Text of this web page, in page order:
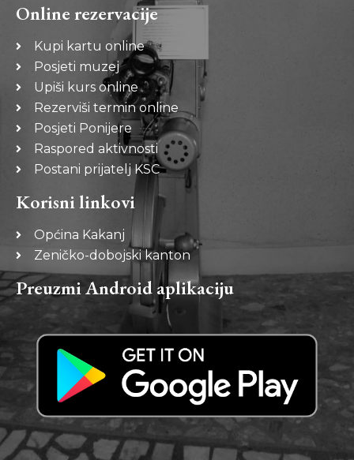
Online rezervacije
Kupi kartu online
Posjeti muzej
Upiši kurs online
Rezerviši termin online
Posjeti Ponijere
Raspored aktivnosti
Postani prijatelj KSC
Korisni linkovi
Općina Kakanj
Zeničko-dobojski kanton
Preuzmi Android aplikaciju